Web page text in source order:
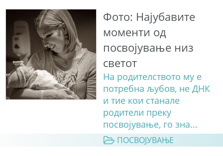
Фото: Најубавите
моменти од
посвојување низ
светот
На родителството му е
потребна љубов, не ДНК
и тие кои станале
родители преку
посвојување, го зна...
ПОСВОЈУВАЊЕ